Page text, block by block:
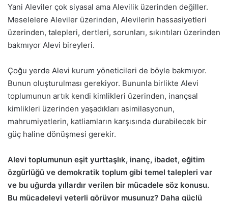
Yani Aleviler çok siyasal ama Alevilik üzerinden değiller.
Meselelere Aleviler üzerinden, Alevilerin hassasiyetleri
üzerinden, talepleri, dertleri, sorunları, sıkıntıları üzerinden
bakmıyor Alevi bireyleri.
Çoğu yerde Alevi kurum yöneticileri de böyle bakmıyor.
Bunun oluşturulması gerekiyor. Bununla birlikte Alevi
toplumunun artık kendi kimlikleri üzerinden, inançsal
kimlikleri üzerinden yaşadıkları asimilasyonun,
mahrumiyetlerin, katliamların karşısında durabilecek bir
güç haline dönüşmesi gerekir.
Alevi toplumunun eşit yurttaşlık, inanç, ibadet, eğitim
özgürlüğü ve demokratik toplum gibi temel talepleri var
ve bu uğurda yıllardır verilen bir mücadele söz konusu.
Bu mücadeleyi yeterli görüyor musunuz? Daha güçlü